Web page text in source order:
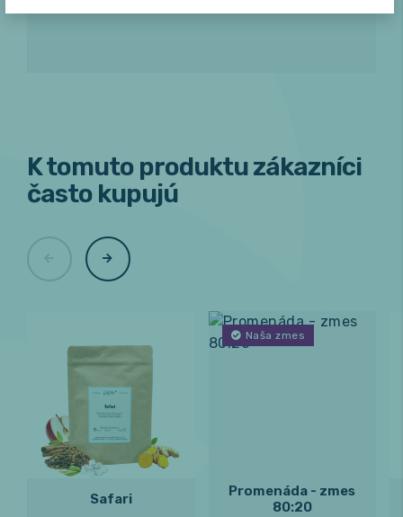
K tomuto produktu zákazníci
často kupujú
Safari
Naša zmes
Promenáda - zmes
80:20